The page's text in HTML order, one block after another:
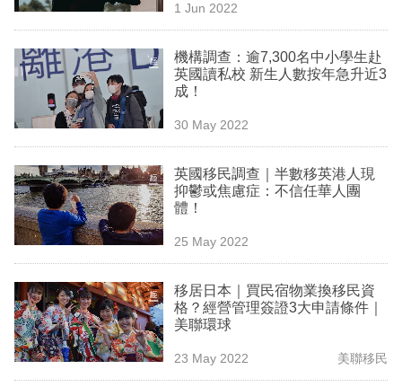
欄
訂
閱
區
1 Jun 2022
機構調查：逾7,300名中小學生赴
英國讀私校 新生人數按年急升近3
成！
30 May 2022
英國移民調查｜半數移英港人現
抑鬱或焦慮症：不信任華人團
體！
25 May 2022
移居日本｜買民宿物業換移民資
格？經營管理簽證3大申請條件｜
美聯環球
23 May 2022 美聯移民